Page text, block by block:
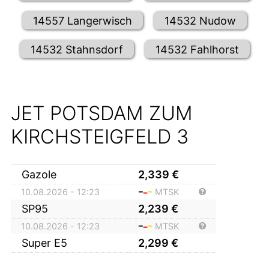
14557 Langerwisch 14532 Nudow
14532 Stahnsdorf 14532 Fahlhorst
JET POTSDAM ZUM
KIRCHSTEIGFELD 3
Gazole 2,339 €
10.08.2026 - 12:23 MTSK
SP95 2,239 €
10.08.2026 - 12:23 MTSK
Super E5 2,299 €